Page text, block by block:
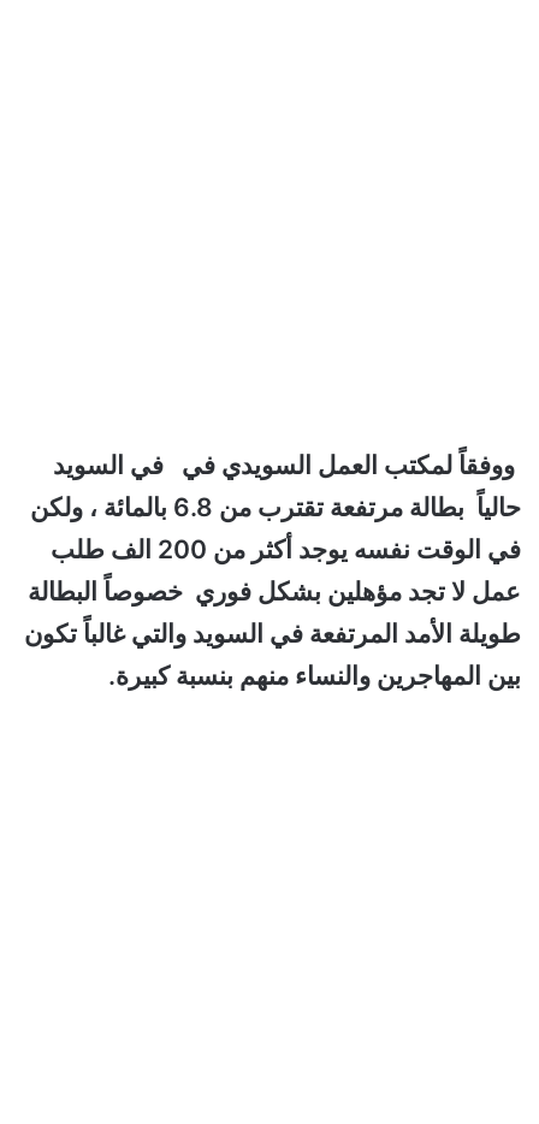
ووفقاً لمكتب العمل السويدي في في السويد
حالياً بطالة مرتفعة تقترب من 6.8 بالمائة ، ولكن
في الوقت نفسه يوجد أكثر من 200 الف طلب
عمل لا تجد مؤهلين بشكل فوري خصوصاً البطالة
طويلة الأمد المرتفعة في السويد والتي غالباً تكون
بين المهاجرين والنساء منهم بنسبة كبيرة.